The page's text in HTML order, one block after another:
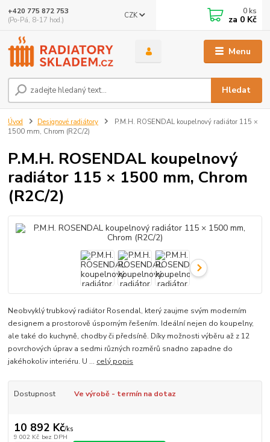
Menu
CZK
Hledat
+420 775 872 753
(Po-Pá, 8-17 hod.)
0 ks
za 0 Kč
Úvod Designové radiátory
P.M.H. ROSENDAL koupelnový radiátor 115 ×
1500 mm, Chrom (R2C/2)
P.M.H. ROSENDAL koupelnový
radiátor 115 × 1500 mm, Chrom
(R2C/2)
Neobvyklý trubkový radiátor Rosendal, který zaujme svým moderním
designem a prostorově úsporným řešením. Ideální nejen do koupelny,
ale také do kuchyně, chodby či předsíně. Díky možnosti výběru až z 12
povrchových úprav a sedmi různých rozměrů snadno zapadne do
jakéhokoliv interiéru. U ... celý popis
Dostupnost Ve výrobě - termín na dotaz
10 892 Kč/ks
9 002 Kč bez DPH